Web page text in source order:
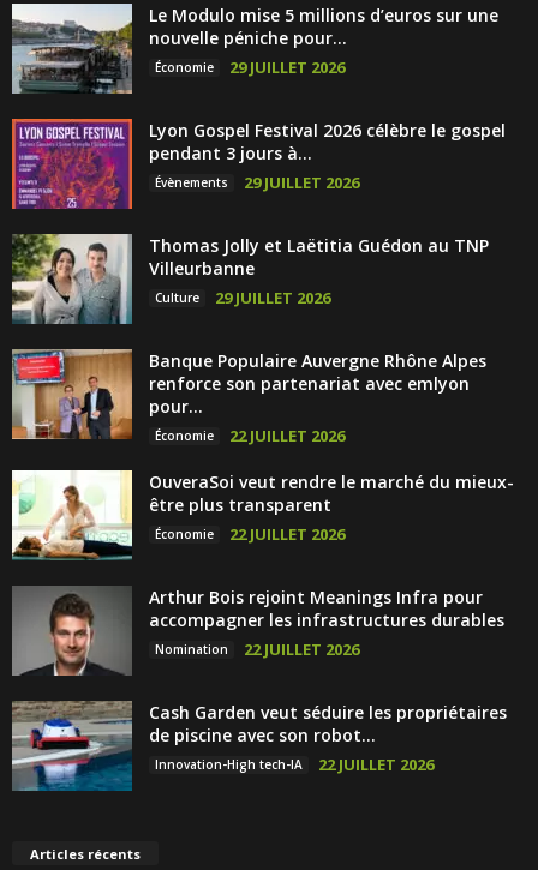
Le Modulo mise 5 millions d’euros sur une
nouvelle péniche pour...
Économie 29 JUILLET 2026
Lyon Gospel Festival 2026 célèbre le gospel
pendant 3 jours à...
Évènements 29 JUILLET 2026
Thomas Jolly et Laëtitia Guédon au TNP
Villeurbanne
Culture 29 JUILLET 2026
Banque Populaire Auvergne Rhône Alpes
renforce son partenariat avec emlyon
pour...
Économie 22 JUILLET 2026
OuveraSoi veut rendre le marché du mieux-
être plus transparent
Économie 22 JUILLET 2026
Arthur Bois rejoint Meanings Infra pour
accompagner les infrastructures durables
Nomination 22 JUILLET 2026
Cash Garden veut séduire les propriétaires
de piscine avec son robot...
Innovation-High tech-IA 22 JUILLET 2026
Articles récents